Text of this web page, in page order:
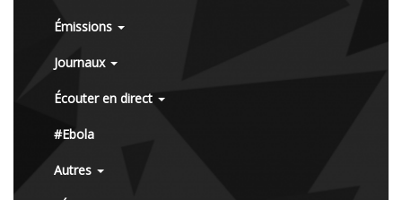
Émissions
Journaux
Écouter en direct
#Ebola
Autres